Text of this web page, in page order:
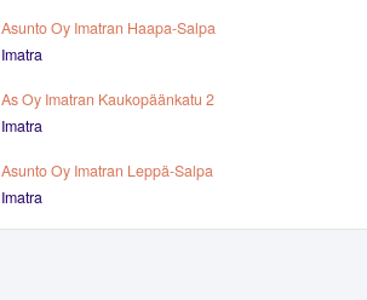
Asunto Oy Imatran Haapa-Salpa
Imatra
As Oy Imatran Kaukopäänkatu 2
Imatra
Asunto Oy Imatran Leppä-Salpa
Imatra